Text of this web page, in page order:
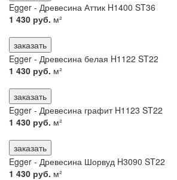
Egger - Древесина Аттик H1400 ST36
1 430 руб. м²
заказать
Egger - Древесина белая H1122 ST22
1 430 руб. м²
заказать
Egger - Древесина графит H1123 ST22
1 430 руб. м²
заказать
Egger - Древесина Шорвуд H3090 ST22
1 430 руб. м²